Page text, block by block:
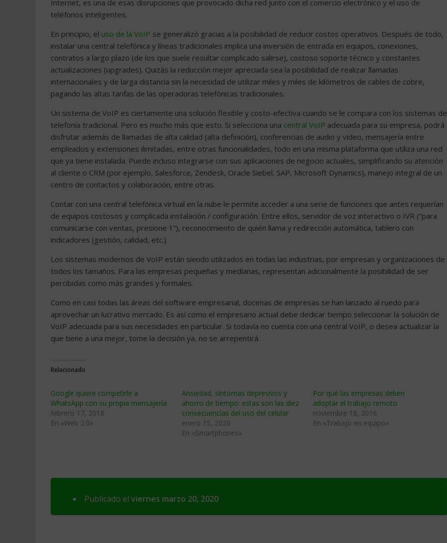
Internet, es una de esas disrupciones que provocado dicha red junto con el comercio electrónico y el uso de
teléfonos inteligentes.
En principio, el uso de la VoIP se generalizó gracias a la posibilidad de reducir costos operativos. Después de todo,
instalar una central telefónica y líneas tradicionales implica una inversión de entrada en equipos, conexiones,
contratos a largo plazo (de los que suele resultar complicado salirse), costoso soporte técnico y constantes
actualizaciones (upgrades). Quizás la reducción mejor apreciada sea la posibilidad de realizar llamadas
internacionales y de larga distancia sin la necesidad de utilizar miles y miles de kilómetros de cables de cobre,
pagando las altas tarifas de las operadoras telefónicas tradicionales.
Un sistema de VoIP es ciertamente una solución flexible y costo-efectiva cuando se le compara con los sistemas de
telefonía tradicional. Pero es mucho más que esto. Si selecciona una central VoIP adecuada para su empresa, podrá
disfrutar además de llamadas de alta calidad (alta definición), conferencias de audio y video, mensajería entre
empleados y extensiones ilimitadas, entre otras funcionalidades, todo en una misma plataforma que utiliza una red
que ya tiene instalada. Puede incluso integrarse con sus aplicaciones de negocio actuales, simplificando su atención
al cliente o CRM (por ejemplo, Salesforce, Zendesk, Oracle Siebel, SAP, Microsoft Dynamics), manejo integral de un
centro de contactos y colaboración, entre otras.
Contar con una central telefónica virtual en la nube le permite acceder a una serie de funciones que antes requerían
de equipos costosos y complicada instalación / configuración. Entre ellos, servidor de voz interactivo o IVR (“para
comunicarse con ventas, presione 1”), reconocimiento de quién llama y redirección automática, tablero con
indicadores (gestión, calidad, etc.)
Los sistemas modernos de VoIP están siendo utilizados en todas las industrias, por empresas y organizaciones de
todos los tamaños. Para las empresas pequeñas y medianas, representan adicionalmente la posibilidad de ser
percibidas como más grandes y formales.
Como en casi todas las áreas del software empresarial, docenas de empresas se han lanzado al ruedo para
aprovechar un lucrativo mercado. Es así como el empresario actual debe dedicar tiempo seleccionar la solución de
VoIP adecuada para sus necesidades en particular. Si todavía no cuenta con una central VoIP, o desea actualizar la
que tiene a una mejor, tome la decisión ya, no se arrepentirá.
Relacionado
Google quiere competirle a
WhatsApp con su propia mensajería
febrero 17, 2018
En «Web 2.0»
Ansiedad, síntomas depresivos y
ahorro de tiempo: estas son las diez
consecuencias del uso del celular
enero 15, 2020
En «Smartphones»
Por qué las empresas deben
adoptar el trabajo remoto
noviembre 18, 2016
En «Trabajo en equipo»
Publicado el viernes marzo 20, 2020